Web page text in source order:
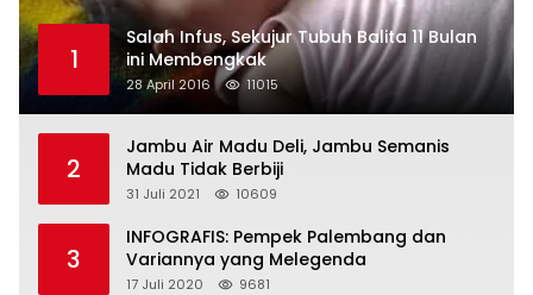
1
Salah Infus, Sekujur Tubuh Balita 11 Bulan
ini Membengkak
28 April 2016 11015
2
Jambu Air Madu Deli, Jambu Semanis
Madu Tidak Berbiji
31 Juli 2021 10609
3
INFOGRAFIS: Pempek Palembang dan
Variannya yang Melegenda
17 Juli 2020 9681